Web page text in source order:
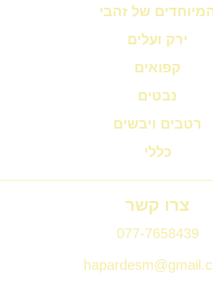
של זהבי
ירק ועלים
קפואים
נבטים
רטבים ויבשים
כללי
צרו קשר
077-7658439